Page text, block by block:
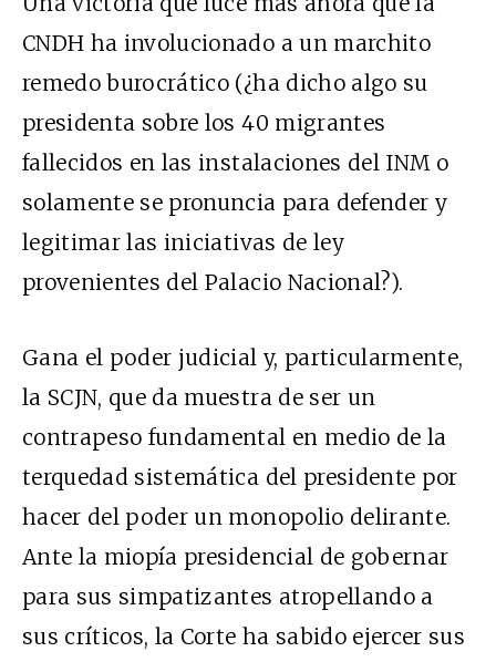
CNDH ha involucionado a un marchito
remedo burocrático (¿ha dicho algo su
presidenta sobre los 40 migrantes
fallecidos en las instalaciones del INM o
solamente se pronuncia para defender y
legitimar las iniciativas de ley
provenientes del Palacio Nacional?).
Gana el poder judicial y, particularmente,
la SCJN, que da muestra de ser un
contrapeso fundamental en medio de la
terquedad sistemática del presidente por
hacer del poder un monopolio delirante.
Ante la miopía presidencial de gobernar
para sus simpatizantes atropellando a
sus críticos, la Corte ha sabido ejercer sus